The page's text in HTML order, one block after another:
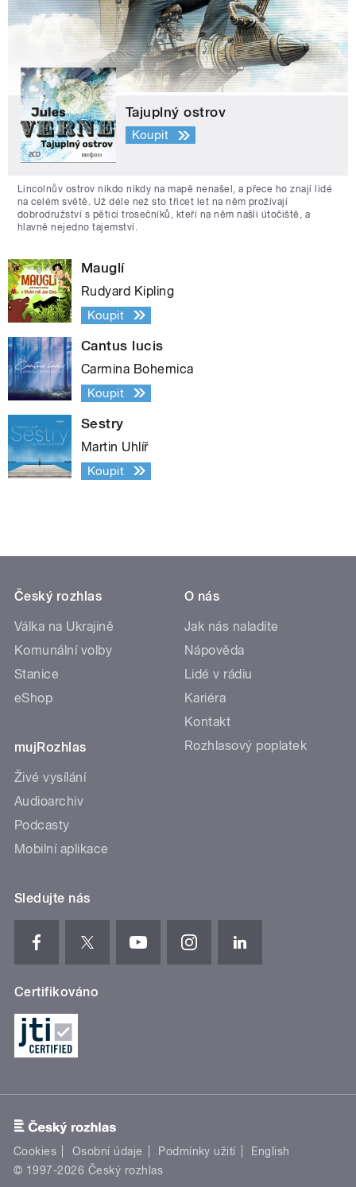
Tajuplný ostrov
Koupit
Lincolnův ostrov nikdo nikdy na mapě nenašel, a přece ho znají lidé
na celém světě. Už déle než sto třicet let na něm prožívají
dobrodružství s pěticí trosečníků, kteří na něm našli útočiště, a
hlavně nejedno tajemství.
Mauglí
Rudyard Kipling
Koupit
Cantus lucis
Carmina Bohemica
Koupit
Sestry
Martin Uhlíř
Koupit
Český rozhlas
Válka na Ukrajině
Komunální volby
Stanice
eShop
mujRozhlas
Živé vysílání
Audioarchiv
Podcasty
Mobilní aplikace
O nás
Jak nás naladíte
Nápověda
Lidé v rádiu
Kariéra
Kontakt
Rozhlasový poplatek
Sledujte nás
Certifikováno
Cookies Osobní údaje Podmínky užití
English
© 1997-2026 Český rozhlas